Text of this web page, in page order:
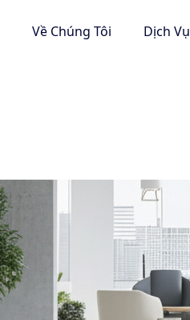
Về Chúng Tôi Dịch Vụ